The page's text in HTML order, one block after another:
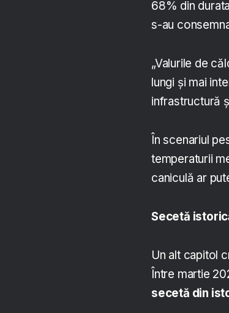
68% din
s-au
„Valurile de
lungi și mai
infrastructură
În scenariul
temperaturii
caniculă ar
Secetă
Un alt capitol
Între martie
secetă din